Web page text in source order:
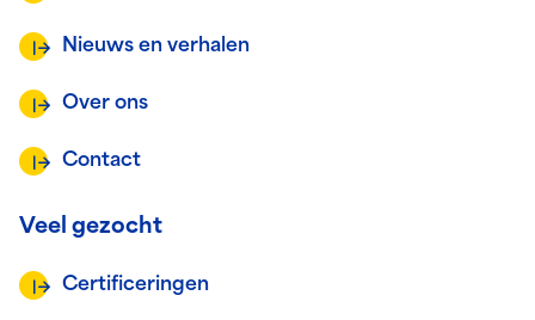
Nieuws en verhalen
Over ons
Contact
Veel gezocht
Certificeringen